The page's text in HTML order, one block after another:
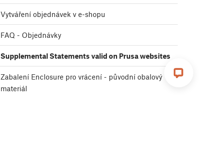
Vytváření objednávek v e-shopu
FAQ - Objednávky
Supplemental Statements valid on Prusa websites
Zabalení Enclosure pro vrácení - původní obalový
materiál